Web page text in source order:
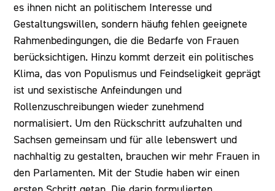
es ihnen nicht an politischem Interesse und
Gestaltungswillen, sondern häufig fehlen geeignete
Rahmenbedingungen, die die Bedarfe von Frauen
berücksichtigen. Hinzu kommt derzeit ein politisches
Klima, das von Populismus und Feindseligkeit geprägt
ist und sexistische Anfeindungen und
Rollenzuschreibungen wieder zunehmend
normalisiert. Um den Rückschritt aufzuhalten und
Sachsen gemeinsam und für alle lebenswert und
nachhaltig zu gestalten, brauchen wir mehr Frauen in
den Parlamenten. Mit der Studie haben wir einen